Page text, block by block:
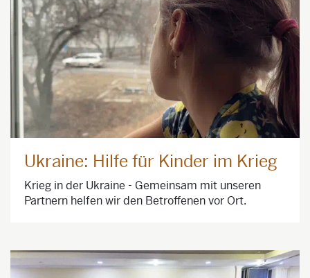
Ukraine: Hilfe für Kinder im Krieg
Krieg in der Ukraine - Gemeinsam mit unseren
Partnern helfen wir den Betroffenen vor Ort.